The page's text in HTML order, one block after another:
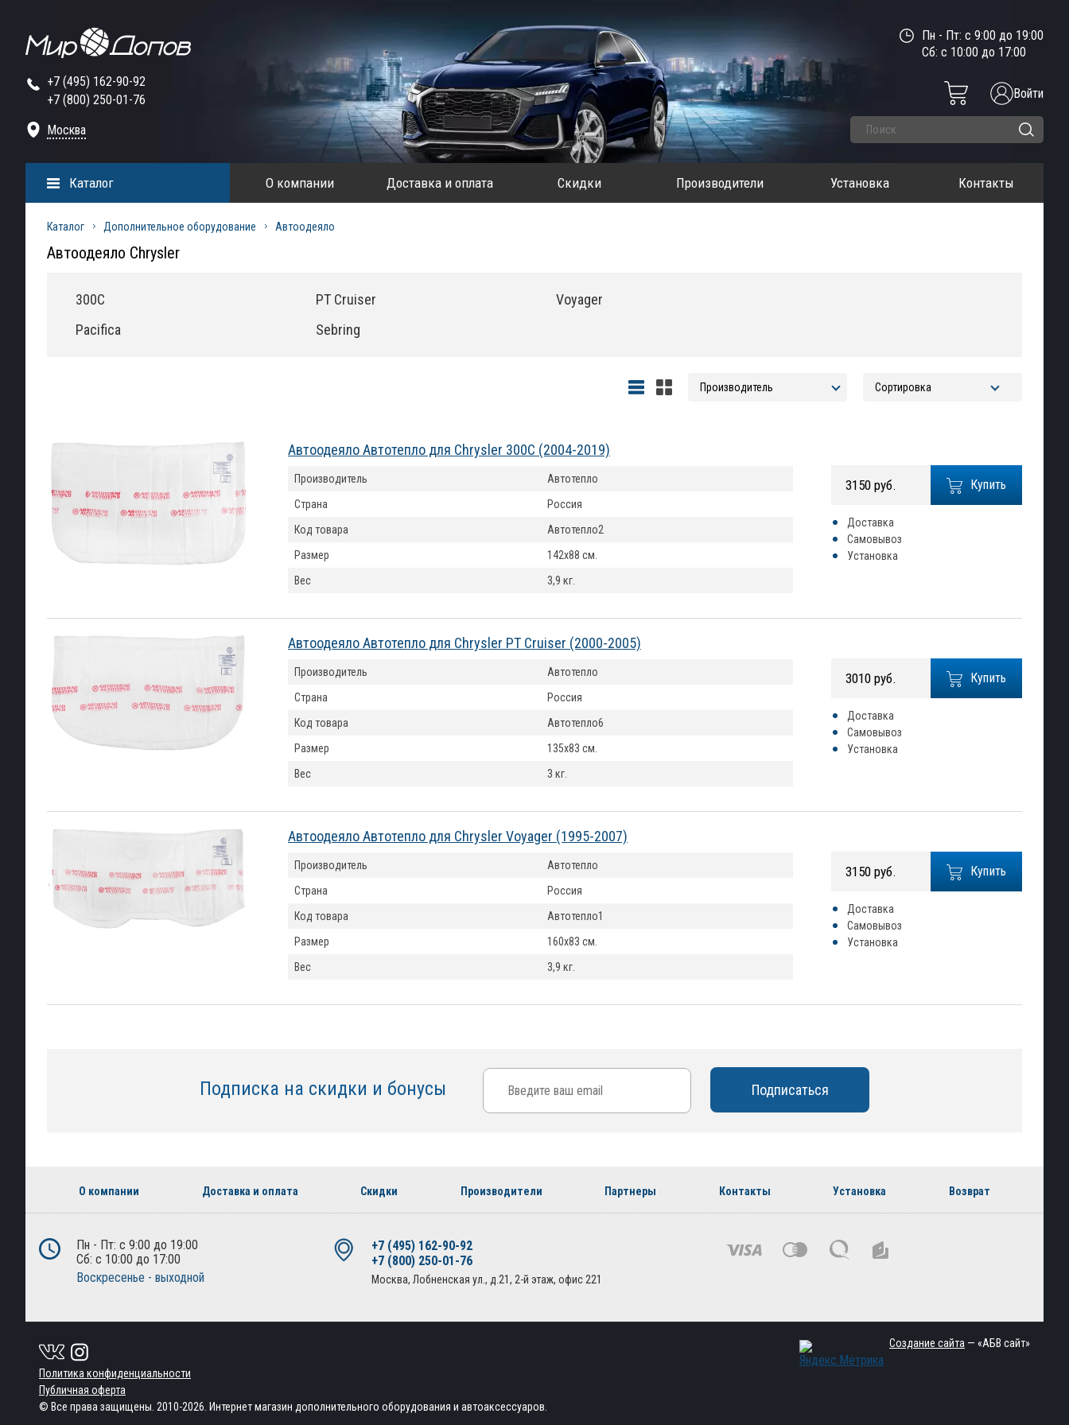
+7 (495) 162-90-92
+7 (800) 250-01-76
Москва
Пн - Пт: с 9:00 до 19:00
Сб: с 10:00 до 17:00
Войти
О компании Доставка и оплата Скидки Производители Установка Контакты
Каталог
Каталог Дополнительное оборудование Автоодеяло
Автоодеяло Chrysler
300C
Pacifica
PT Cruiser
Sebring
Voyager
Автоодеяло Автотепло для Chrysler 300C (2004-2019)
Купить
3150 руб.
Доставка
Самовывоз
Установка
Производитель
Автотепло
Страна
Россия
Код товара
Автотепло2
Размер
142x88 см.
Вес
3,9 кг.
Автоодеяло Автотепло для Chrysler PT Cruiser (2000-2005)
Купить
3010 руб.
Доставка
Самовывоз
Установка
Производитель
Автотепло
Страна
Россия
Код товара
Автотепло6
Размер
135x83 см.
Вес
3 кг.
Автоодеяло Автотепло для Chrysler Voyager (1995-2007)
Купить
3150 руб.
Доставка
Самовывоз
Установка
Производитель
Автотепло
Страна
Россия
Код товара
Автотепло1
Размер
160x83 см.
Вес
3,9 кг.
Подписка на скидки и бонусы
О компании Доставка и оплата Скидки Производители Партнеры Контакты Установка Возврат
Пн - Пт: с 9:00 до 19:00
Сб: с 10:00 до 17:00
Воскресенье - выходной
+7 (495) 162-90-92
+7 (800) 250-01-76
Москва, Лобненская ул., д.21, 2-й этаж, офис 221
Политика конфиденциальности
Публичная оферта
© Все права защищены. 2010-2026. Интернет магазин дополнительного оборудования и автоаксессуаров.
Создание сайта — «АБВ сайт»